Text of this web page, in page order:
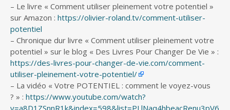
– Le livre « Comment utiliser pleinement votre potentiel »
sur Amazon : https://olivier-roland.tv/comment-utiliser-
potentiel
– Chronique dur livre « Comment utiliser pleinement votre
potentiel » sur le blog « Des Livres Pour Changer De Vie » :
https://des-livres-pour-changer-de-vie.com/comment-
utiliser-pleinement-votre-potentiel/
– La vidéo « Votre POTENTIEL : comment le voyez-vous
? » : https://www.youtube.com/watch?
v=a8D1ZSnnR1k&index=598&list=PLlNaq4hbeacRenu3pV6